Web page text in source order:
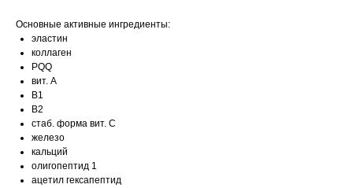
Основные активные ингредиенты:
эластин
коллаген
PQQ
вит. A
B1
B2
стаб. форма вит. C
железо
кальций
олигопептид 1
ацетил гексапептид